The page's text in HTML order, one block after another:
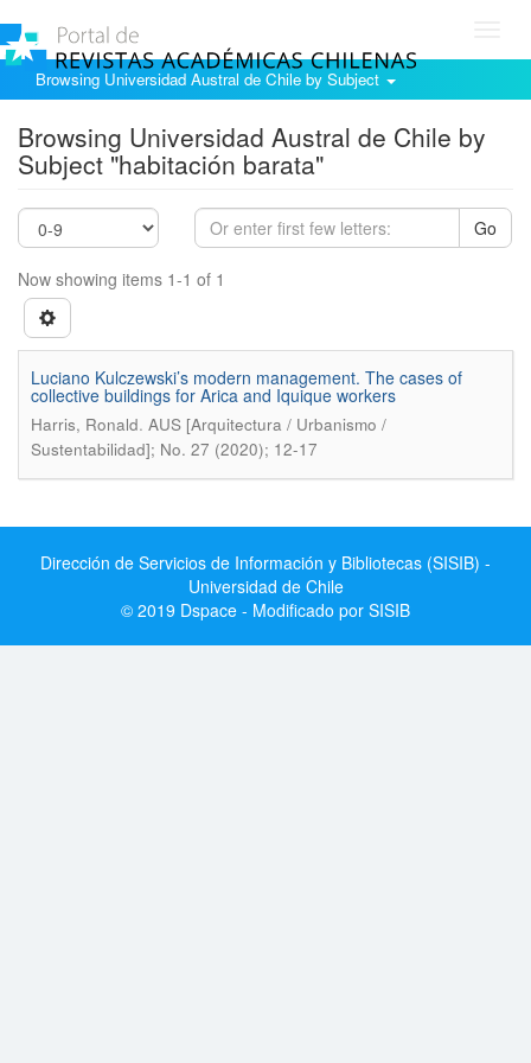
Browsing Universidad Austral de Chile by Subject
Browsing Universidad Austral de Chile by
Subject "habitación barata"
Go
Now showing items 1-1 of 1
Luciano Kulczewski’s modern management. The cases of
collective buildings for Arica and Iquique workers
Harris, Ronald. AUS [Arquitectura / Urbanismo /
Sustentabilidad]; No. 27 (2020); 12-17
Dirección de Servicios de Información y Bibliotecas (SISIB) -
Universidad de Chile
© 2019 Dspace - Modificado por SISIB